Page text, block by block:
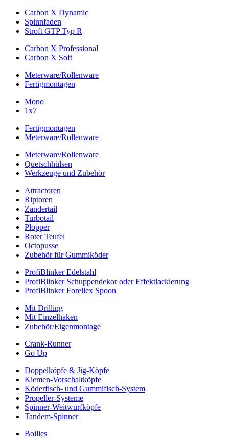
Carbon X Dynamic
Spinnfaden
Stroft GTP Typ R
Carbon X Professional
Carbon X Soft
Meterware/Rollenware
Fertigmontagen
Mono
1x7
Fertigmontagen
Meterware/Rollenware
Meterware/Rollenware
Quetschhülsen
Werkzeuge und Zubehör
Attractoren
Riptoren
Zandertail
Turbotail
Plopper
Roter Teufel
Octopusse
Zubehör für Gummiköder
ProfiBlinker Edelstahl
ProfiBlinker Schuppendekor oder Effektlackierung
ProfiBlinker Forellex Spoon
Mit Drilling
Mit Einzelhaken
Zubehör/Eigenmontage
Crank-Runner
Go Up
Doppelköpfe & Jig-Köpfe
Kiemen-Vorschaltköpfe
Köderfisch- und Gummifisch-System
Propeller-Systeme
Spinner-Weitwurfköpfe
Tandem-Spinner
Boilies